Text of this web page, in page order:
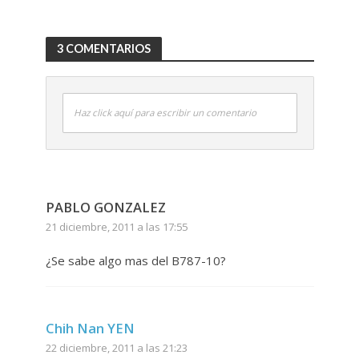
3 COMENTARIOS
Haz click aquí para escribir un comentario
PABLO GONZALEZ
21 diciembre, 2011 a las 17:55
¿Se sabe algo mas del B787-10?
Chih Nan YEN
22 diciembre, 2011 a las 21:23